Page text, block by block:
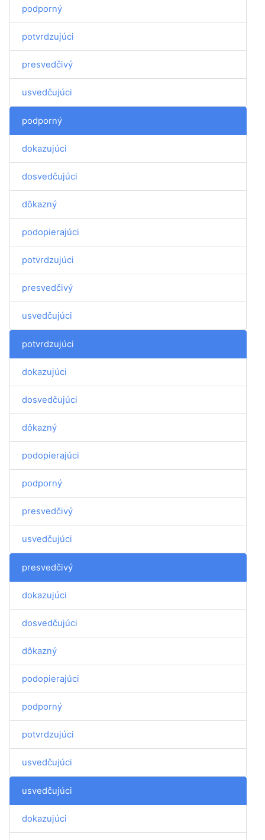
podporný
potvrdzujúci
presvedčivý
usvedčujúci
podporný
dokazujúci
dosvedčujúci
dôkazný
podopierajúci
potvrdzujúci
presvedčivý
usvedčujúci
potvrdzujúci
dokazujúci
dosvedčujúci
dôkazný
podopierajúci
podporný
presvedčivý
usvedčujúci
presvedčivý
dokazujúci
dosvedčujúci
dôkazný
podopierajúci
podporný
potvrdzujúci
usvedčujúci
usvedčujúci
dokazujúci